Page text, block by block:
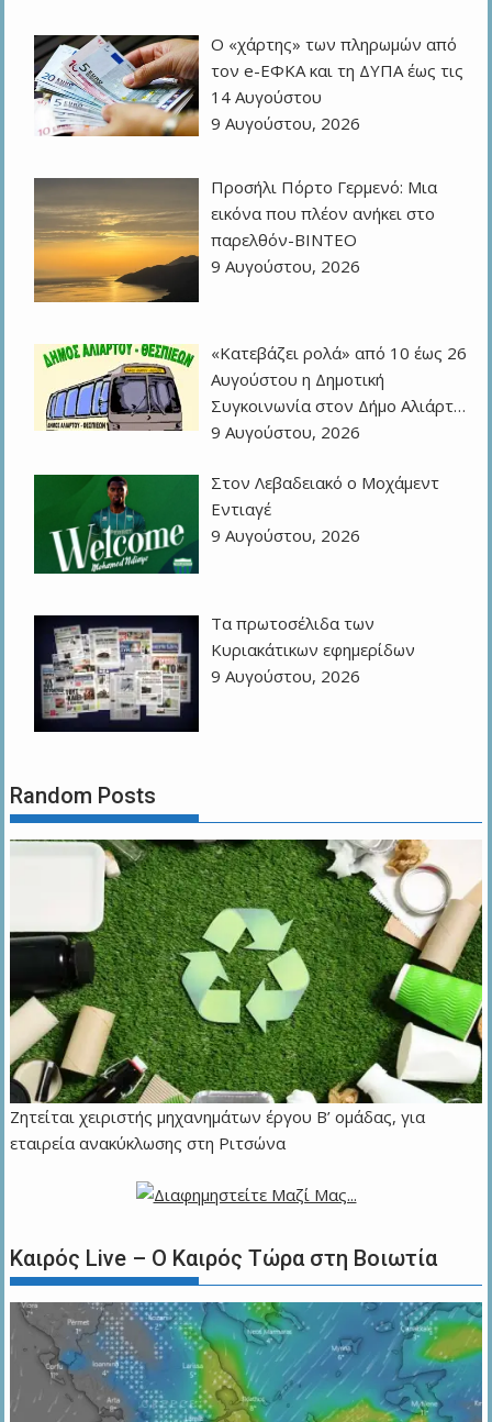
Ο «χάρτης» των πληρωμών από
τον e-ΕΦΚΑ και τη ΔΥΠΑ έως τις
14 Αυγούστου
9 Αυγούστου, 2026
Προσήλι Πόρτο Γερμενό: Μια
εικόνα που πλέον ανήκει στο
παρελθόν-ΒΙΝΤΕΟ
9 Αυγούστου, 2026
«Κατεβάζει ρολά» από 10 έως 26
Αυγούστου η Δημοτική
Συγκοινωνία στον Δήμο Αλιάρτ…
9 Αυγούστου, 2026
Στον Λεβαδειακό ο Μοχάμεντ
Εντιαγέ
9 Αυγούστου, 2026
Τα πρωτοσέλιδα των
Kυριακάτικων εφημερίδων
9 Αυγούστου, 2026
Random Posts
Ζητείται χειριστής μηχανημάτων έργου Β’ ομάδας, για
εταιρεία ανακύκλωσης στη Ριτσώνα
Καιρός Live – Ο Καιρός Τώρα στη Βοιωτία